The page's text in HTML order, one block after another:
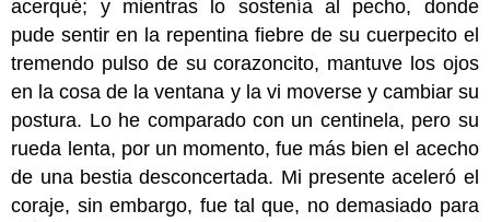
acerqué; y mientras lo sostenía al pecho, donde
pude sentir en la repentina fiebre de su cuerpecito el
tremendo pulso de su corazoncito, mantuve los ojos
en la cosa de la ventana y la vi moverse y cambiar su
postura. Lo he comparado con un centinela, pero su
rueda lenta, por un momento, fue más bien el acecho
de una bestia desconcertada. Mi presente aceleró el
coraje, sin embargo, fue tal que, no demasiado para